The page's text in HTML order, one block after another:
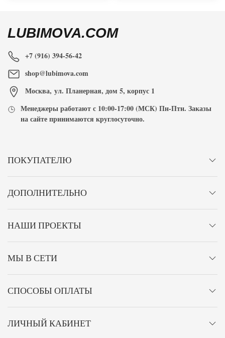
LUBIMOVA.COM
+7 (916) 394-56-42
shop@lubimova.com
Москва, ул. Планерная, дом 5, корпус 1
Менеджеры работают с 10:00-17:00(МСК) Пн-Птн. Заказы
на сайте принимаются круглосуточно.
ПОКУПАТЕЛЮ
ДОПОЛНИТЕЛЬНО
НАШИ ПРОЕКТЫ
МЫ В СЕТИ
СПОСОБЫ ОПЛАТЫ
ЛИЧНЫЙ КАБИНЕТ